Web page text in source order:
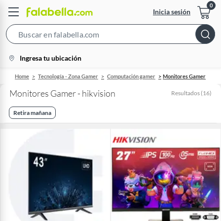
Inicia sesión
Bar
location-
icon
Ingresa tu ubicación
Home Tecnología - Zona Gamer Computación gamer Monitores Gamer
Monitores Gamer - hikvision Resultados (16)
Retira mañana